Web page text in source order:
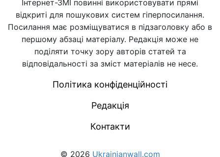
Інтернет-ЗМІ повинні використовувати прямі
відкриті для пошукових систем гіперпосилання.
Посилання має розміщуватися в підзаголовку або в
першому абзаці матеріалу. Редакція може не
поділяти точку зору авторів статей та
відповідальності за зміст матеріалів не несе.
Політика конфіденційності
Редакція
Контакти
© 2026 Ukrainianwall.com